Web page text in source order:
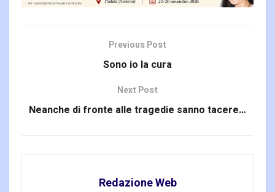
Previous Post
Sono io la cura
Next Post
Neanche di fronte alle tragedie sanno tacere…
Redazione Web